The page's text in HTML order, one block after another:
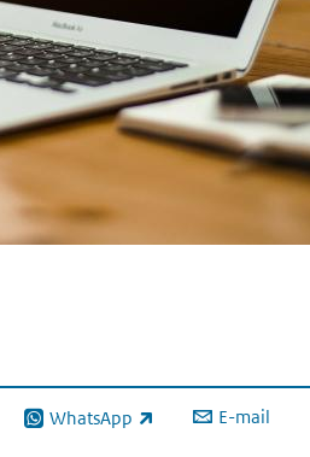
WhatsApp
(externe link) E-mail